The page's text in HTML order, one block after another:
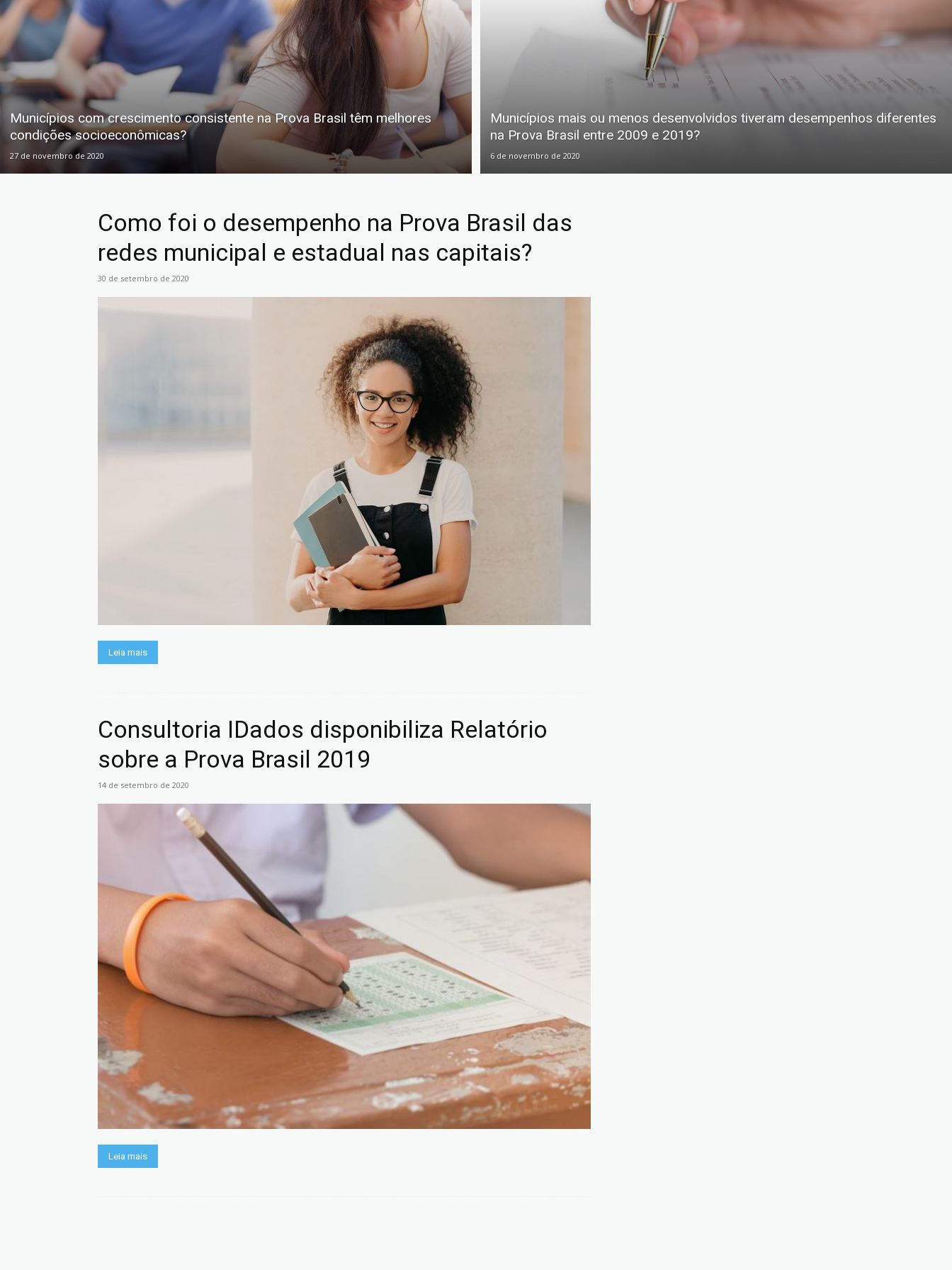
Municípios com crescimento consistente na Prova Brasil têm melhores
condições socioeconômicas?
27 de novembro de 2020
Municípios mais ou menos desenvolvidos tiveram desempenhos diferentes
na Prova Brasil entre 2009 e 2019?
6 de novembro de 2020
Como foi o desempenho na Prova Brasil das
redes municipal e estadual nas capitais?
30 de setembro de 2020
Leia mais
Consultoria IDados disponibiliza Relatório
sobre a Prova Brasil 2019
14 de setembro de 2020
Leia mais